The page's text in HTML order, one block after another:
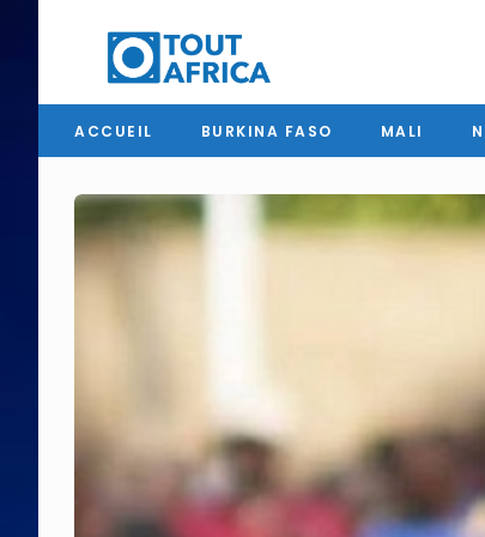
ACCUEIL BURKINA FASO MALI